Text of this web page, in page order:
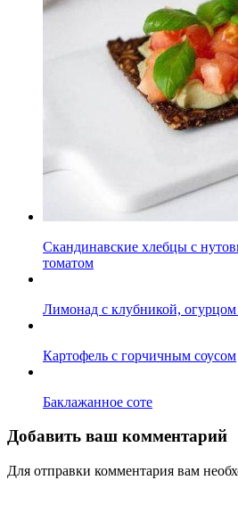
Скандинавские хлебцы с
томатом
Лимонад с клубникой,
Картофель с горчичным соусом
Баклажанное соте
Добавить ваш комментарий
Для отправки комментария вам